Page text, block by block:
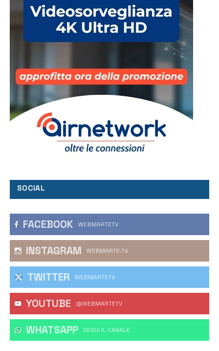
SOCIAL
FACEBOOK WEBMARTETV
INSTAGRAM WEBMARTE.TV
TWITTER WEBMARTETV
YOUTUBE @WEBMARTETV
WHATSAPP ‎SEGUI IL CANALE